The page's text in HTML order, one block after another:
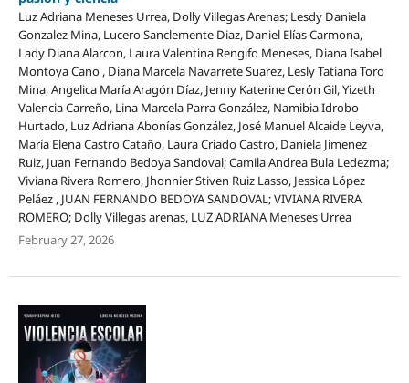
Luz Adriana Meneses Urrea, Dolly Villegas Arenas; Lesdy Daniela
Gonzalez Mina, Lucero Sanclemente Diaz, Daniel Elías Carmona,
Lady Diana Alarcon, Laura Valentina Rengifo Meneses, Diana Isabel
Montoya Cano , Diana Marcela Navarrete Suarez, Lesly Tatiana Toro
Mina, Angelica María Aragón Díaz, Jenny Katerine Cerón Gil, Yizeth
Valencia Carreño, Lina Marcela Parra González, Namibia Idrobo
Hurtado, Luz Adriana Abonías González, José Manuel Alcaide Leyva,
María Elena Castro Cataño, Laura Criado Castro, Daniela Jimenez
Ruiz, Juan Fernando Bedoya Sandoval; Camila Andrea Bula Ledezma;
Viviana Rivera Romero, Jhonnier Stiven Ruiz Lasso, Jessica López
Peláez , JUAN FERNANDO BEDOYA SANDOVAL; VIVIANA RIVERA
ROMERO; Dolly Villegas arenas, LUZ ADRIANA Meneses Urrea
February 27, 2026